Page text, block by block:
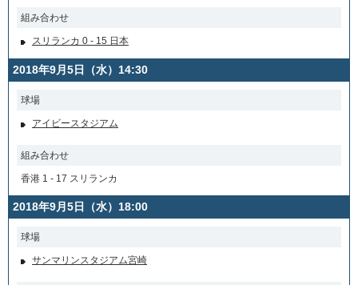
組み合わせ
スリランカ 0 - 15 日本
2018年9月5日（水）14:30
球場
アイビースタジアム
組み合わせ
香港 1 - 17 スリランカ
2018年9月5日（水）18:00
球場
サンマリンスタジアム宮崎